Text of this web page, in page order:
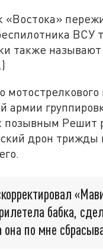
ВСУ
также
армии
позывным Решит
дрон трижды
бабка,
она по мне